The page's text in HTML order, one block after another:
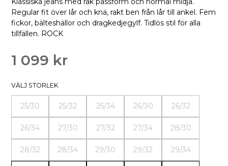
Regular fit över lår och knä, rakt ben från lår till ankel. Fem
fickor, bälteshällor och dragkedjegylf. Tidlös stil för alla
tillfällen. ROCK
1 099 kr
VÄLJ STORLEK
25/30 25/32 25/34 26/30 26/32
26/34 27/30 27/32 27/34 28/30
28/32 28/34 29/30 29/32 29/34